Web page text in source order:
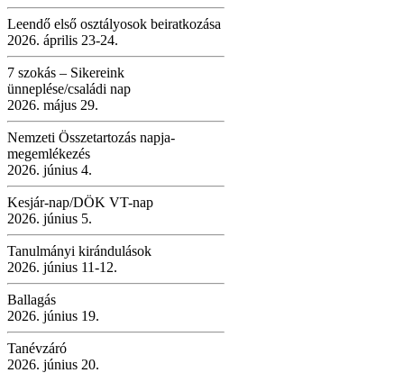
Leendő első osztályosok beiratkozása
2026. április 23-24.
7 szokás – Sikereink
ünneplése/családi nap
2026. május 29.
Nemzeti Összetartozás napja-
megemlékezés
2026. június 4.
Kesjár-nap/DÖK VT-nap
2026. június 5.
Tanulmányi kirándulások
2026. június 11-12.
Ballagás
2026. június 19.
Tanévzáró
2026. június 20.